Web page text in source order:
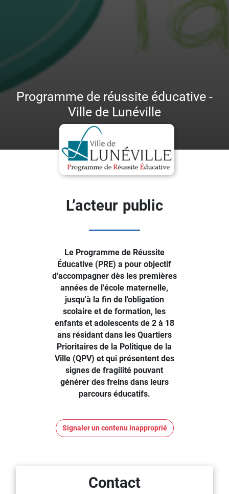
Programme de réussite éducative -
Ville de Lunéville
L’acteur public
Le Programme de Réussite
Éducative (PRE) a pour objectif
d'accompagner dès les premières
années de l'école maternelle,
jusqu'à la fin de l'obligation
scolaire et de formation, les
enfants et adolescents de 2 à 18
ans résidant dans les Quartiers
Prioritaires de la Politique de la
Ville (QPV) et qui présentent des
signes de fragilité pouvant
générer des freins dans leurs
parcours éducatifs.
Signaler un contenu inapproprié
Contact